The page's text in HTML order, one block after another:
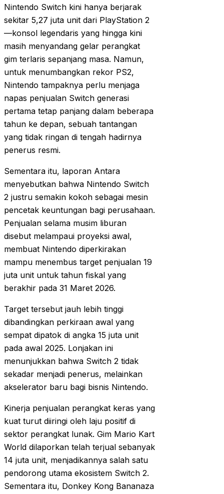
Nintendo Switch kini hanya berjarak
sekitar 5,27 juta unit dari PlayStation 2
—konsol legendaris yang hingga kini
masih menyandang gelar perangkat
gim terlaris sepanjang masa. Namun,
untuk menumbangkan rekor PS2,
Nintendo tampaknya perlu menjaga
napas penjualan Switch generasi
pertama tetap panjang dalam beberapa
tahun ke depan, sebuah tantangan
yang tidak ringan di tengah hadirnya
penerus resmi.
Sementara itu, laporan Antara
menyebutkan bahwa Nintendo Switch
2 justru semakin kokoh sebagai mesin
pencetak keuntungan bagi perusahaan.
Penjualan selama musim liburan
disebut melampaui proyeksi awal,
membuat Nintendo diperkirakan
mampu menembus target penjualan 19
juta unit untuk tahun fiskal yang
berakhir pada 31 Maret 2026.
Target tersebut jauh lebih tinggi
dibandingkan perkiraan awal yang
sempat dipatok di angka 15 juta unit
pada awal 2025. Lonjakan ini
menunjukkan bahwa Switch 2 tidak
sekadar menjadi penerus, melainkan
akselerator baru bagi bisnis Nintendo.
Kinerja penjualan perangkat keras yang
kuat turut diiringi oleh laju positif di
sektor perangkat lunak. Gim Mario Kart
World dilaporkan telah terjual sebanyak
14 juta unit, menjadikannya salah satu
pendorong utama ekosistem Switch 2.
Sementara itu, Donkey Kong Bananaza